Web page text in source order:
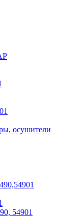
осушители
54901